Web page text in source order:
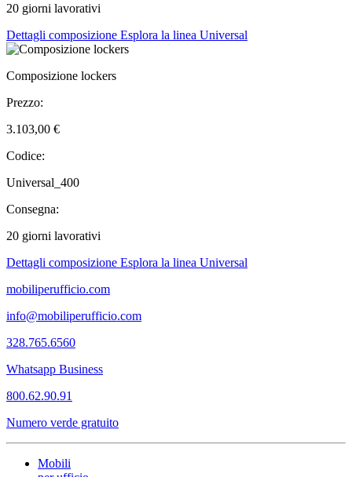
20 giorni lavorativi
Dettagli composizione Esplora la linea Universal
Composizione lockers
Prezzo:
3.103,00 €
Codice:
Universal_400
Consegna:
20 giorni lavorativi
Dettagli composizione Esplora la linea Universal
mobiliperufficio.com
info@mobiliperufficio.com
328.765.6560
Whatsapp Business
800.62.90.91
Numero verde gratuito
Mobili